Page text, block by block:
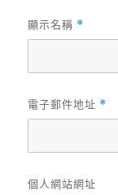
顯示名稱 *
電子郵件地址 *
個人網站網址